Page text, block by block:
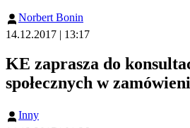
Norbert Bonin
14.12.2017 | 13:17
KE zaprasza do
społecznych w
Inny